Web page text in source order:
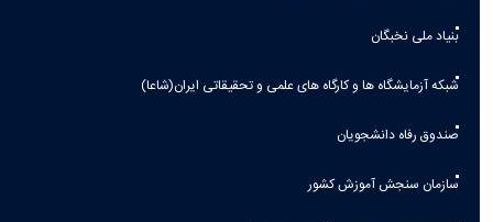
بنیاد ملی نخبگان
شبکه آزمایشگاه ها و کارگاه های علمی و تحقیقاتی ایران(شاعا)
صندوق رفاه دانشجویان
سازمان سنجش آموزش کشور